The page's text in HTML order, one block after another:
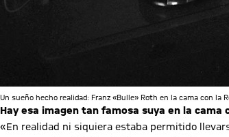
Un sueño hecho realidad: Franz «Bulle» Roth en la cama con la
Hay esa imagen tan famosa suya en la
«En realidad ni siquiera estaba permitido